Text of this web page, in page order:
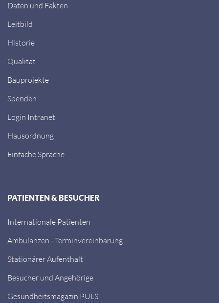
Daten und Fakten
Leitbild
Historie
Qualität
Bauprojekte
Spenden
Login Intranet
Hausordnung
Einfache Sprache
PATIENTEN & BESUCHER
Internationale Patienten
Ambulanzen - Terminvereinbarung
Stationärer Aufenthalt
Besucher und Angehörige
Gesundheitsmagazin PULS